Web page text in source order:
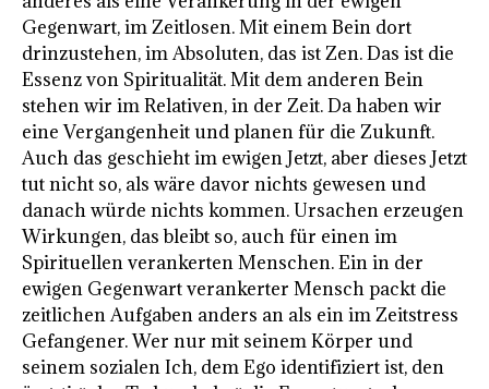
Gegenwart, im Zeitlosen. Mit einem Bein dort
drinzustehen, im Absoluten, das ist Zen. Das ist die
Essenz von Spiritualität. Mit dem anderen Bein
stehen wir im Relativen, in der Zeit. Da haben wir
eine Vergangenheit und planen für die Zukunft.
Auch das geschieht im ewigen Jetzt, aber dieses Jetzt
tut nicht so, als wäre davor nichts gewesen und
danach würde nichts kommen. Ursachen erzeugen
Wirkungen, das bleibt so, auch für einen im
Spirituellen verankerten Menschen.Ein in der
ewigen Gegenwart verankerter Mensch packt die
zeitlichen Aufgaben anders an als ein im Zeitstress
Gefangener. Wer nur mit seinem Körper und
seinem sozialen Ich, dem Ego identifiziert ist, den